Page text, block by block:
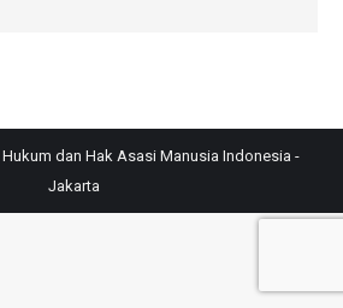
dan Hak Asasi Manusia Indonesia -
Jakarta